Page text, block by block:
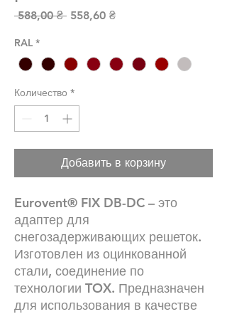
588,00 ₴ Обычная цена
558,60 ₴Спеццена
RAL *
Количество *
Добавить в корзину
Eurovent® FIX DB-DC – это
адаптер для
снегозадерживающих решеток.
Изготовлен из оцинкованной
стали, соединение по
технологии TOX. Предназначен
для использования в качестве